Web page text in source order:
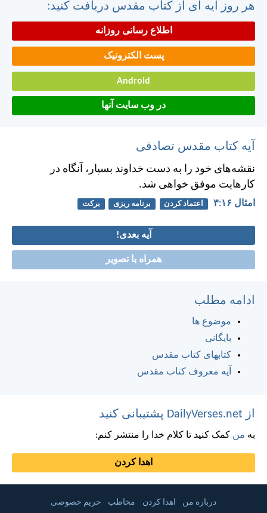
هر روز آیه ای از کتاب مقدس دریافت کنید:
اطلاع رسانی روزانه
پست الکترونیک
Android
در وب سایت آنها
آیه کتاب مقدس تصادفی
نقشه‌های خود را به دست خداوند بسپار، آنگاه در
كارهايت موفق خواهی شد.
امثال ۱۶:‏۳ اعتماد کردن برنامه ریزی برکت
آیه بعدی!
همراه با تصویر
ادامه مطلب
موضوع ها
بایگانی
کتابهای کتاب مقدس
آیه معروف کتاب مقدس
از DailyVerses.net پشتیبانی کنید
به من کمک کنید تا کلام خدا را منتشر کنم:
اهدا کردن
درباره من اهدا کردن مخاطب حریم خصوصی